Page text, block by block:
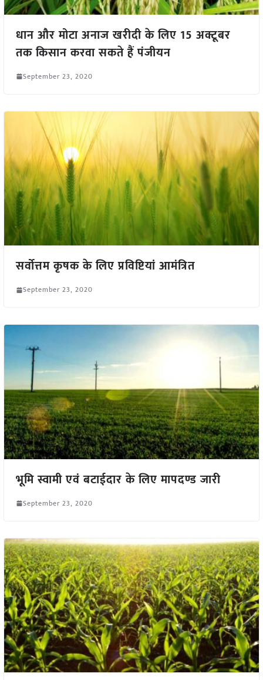
धान और मोटा अनाज खरीदी के लिए 15 अक्टूबर
तक किसान करवा सकते हैं पंजीयन
September 23, 2020
सर्वोत्तम कृषक के लिए प्रविष्टियां आमंत्रित
September 23, 2020
भूमि स्वामी एवं बटाईदार के लिए मापदण्ड जारी
September 23, 2020